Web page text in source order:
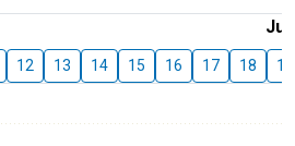
12 13 14 15 16 17 18 19